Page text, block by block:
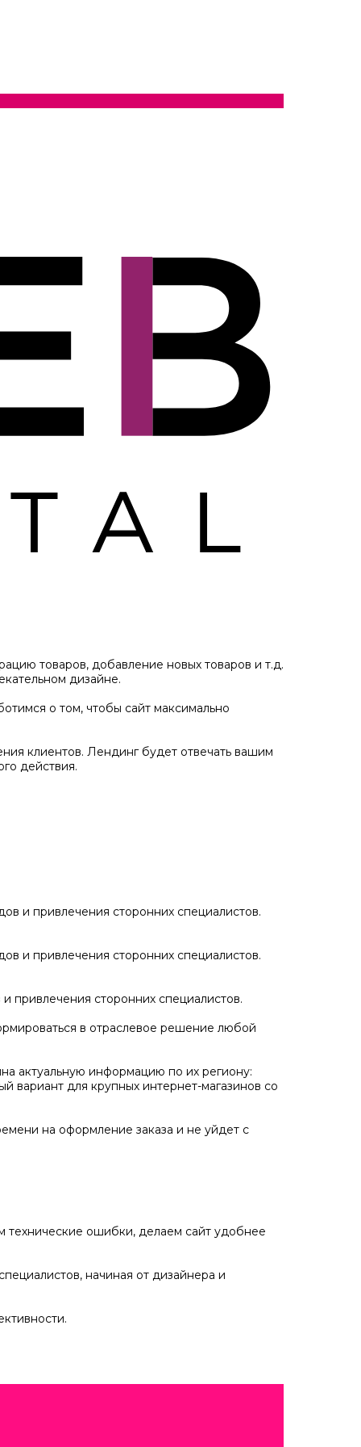
товаров, добавление новых товаров и т.д.
дизайне.
о том, чтобы сайт максимально
клиентов. Лендинг будет отвечать вашим
действия.
и привлечения сторонних специалистов.
и привлечения сторонних специалистов.
привлечения сторонних специалистов.
в отраслевое решение любой
актуальную информацию по их региону:
вариант для крупных интернет-магазинов со
на оформление заказа и не уйдет с
технические ошибки, делаем сайт удобнее
начиная от дизайнера и